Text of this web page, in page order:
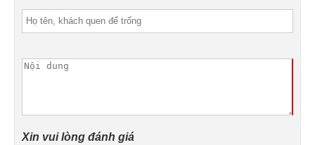
Xin vui lòng đánh giá